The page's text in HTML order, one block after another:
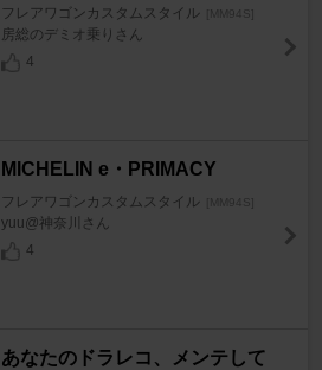
フレアワゴンカスタムスタイル
房総のデミオ乗りさん
4
MICHELIN e・PRIMACY
フレアワゴンカスタムスタイル
yuu@神奈川さん
4
あなたのドラレコ、メンテして